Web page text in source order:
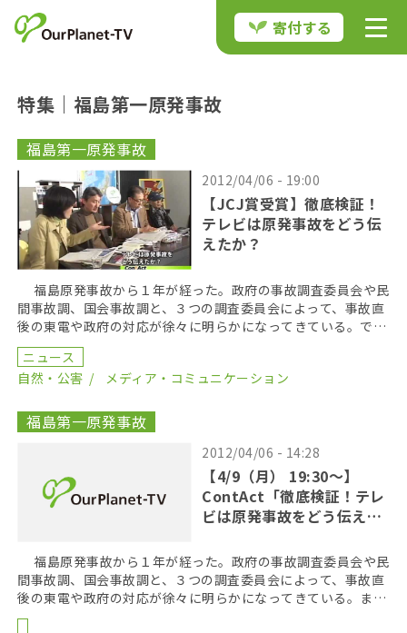
寄付する
特集｜福島第一原発事故
福島第一原発事故
2012/04/06 - 19:00
【JCJ賞受賞】徹底検証！
テレビは原発事故をどう伝
えたか？
福島原発事故から１年が経った。政府の事故調査委員会や民
間事故調、国会事故調と、３つの調査委員会によって、事故直
後の東電や政府の対応が徐々に明らかになってきている。で
は、その当時、果たしてテレビはどのような役割を果たし […]
ニュース
自然・公害
メディア・コミュニケーション
福島第一原発事故
2012/04/06 - 14:28
【4/9（月） 19:30～】
ContAct「徹底検証！テレ
ビは原発事故をどう伝えた
福島原発事故から１年が経った。政府の事故調査委員会や民
間事故調、国会事故調と、３つの調査委員会によって、事故直
後の東電や政府の対応が徐々に明らかになってきている。ま
た、事故当時を検証する報道も相次いでいる。 では […]